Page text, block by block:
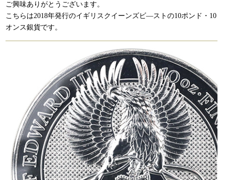
ご興味ありがとうございます。
こちらは2018年発行のイギリスクイーンズビ―ストの10ポンド・10
オンス銀貨です。